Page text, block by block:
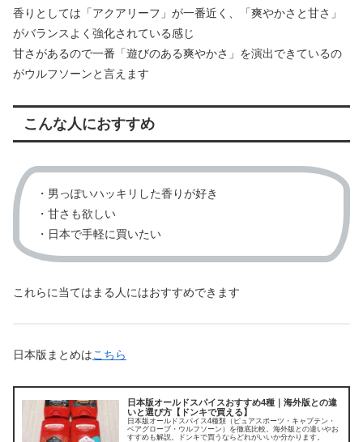
香りとしては「アクアリーフ」が一番近く、「爽やかさと甘さ」
がバランスよく強化されている感じ
甘さがあるので一番「遊びのある爽やかさ」を演出できているの
がウルフソーンと言えます
こんな人におすすめ
・男っぽいハッキリした香りが好き
・甘さも欲しい
・日本で手軽に買いたい
これらに当てはまる人にはおすすめできます
日本版まとめはこちら
日本版オールドスパイスおすすめ4種｜海外版との違
いと選び方【ドンキで買える】
日本版オールドスパイス4種類（ピュアスポーツ・キャプテン・
ベアグローブ・ウルフソーン）を徹底比較。海外版との違いやお
すすめも解説。ドンキで買うならどれがいいか分かります。